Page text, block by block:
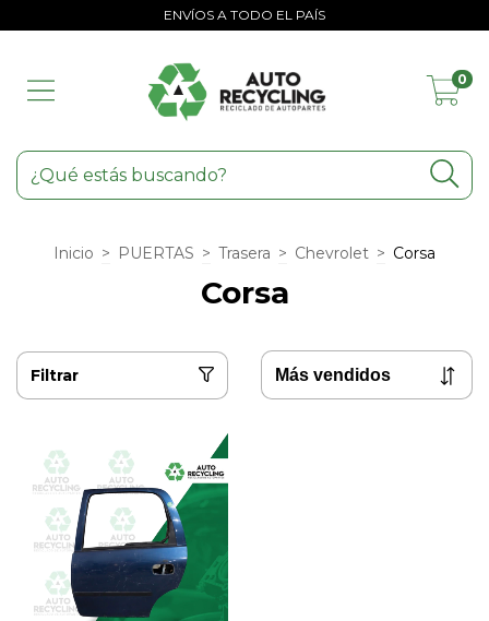
ENVÍOS A TODO EL PAÍS
0
Inicio > PUERTAS > Trasera > Chevrolet > Corsa
Corsa
Filtrar